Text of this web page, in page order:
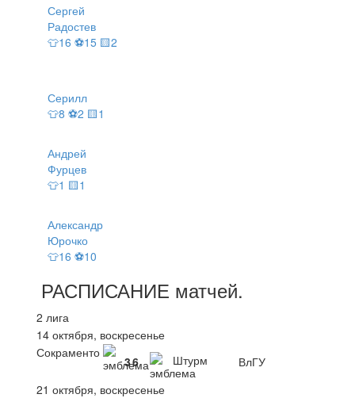
Сергей
Радостев
👕16 ⚽15 🟨2
Серилл
👕8 ⚽2 🟨1
Андрей
Фурцев
👕1 🟨1
Александр
Юрочко
👕16 ⚽10
РАСПИСАНИЕ матчей.
2 лига
14 октября, воскресенье
Сокраменто
36 Штурм
ВлГУ
21 октября, воскресенье